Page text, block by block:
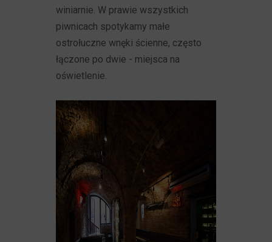
winiarnie. W prawie wszystkich
piwnicach spotykamy małe
ostrołuczne wnęki ścienne, często
łączone po dwie - miejsca na
oświetlenie.